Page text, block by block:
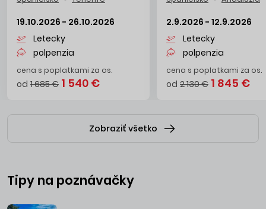
19.10.2026 - 26.10.2026
Letecky
polpenzia
cena s poplatkami za os.
od 1 685 € 1 540 €
2.9.2026 - 12.9.2026
Letecky
polpenzia
cena s poplatkami za os.
od 2 130 € 1 845 €
Zobraziť všetko
Tipy na poznávačky